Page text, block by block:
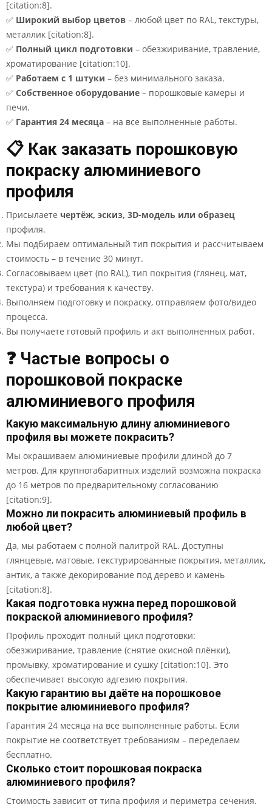
[citation:8].
✅ Широкий выбор цветов – любой цвет по RAL, текстуры,
металлик [citation:8].
✅ Полный цикл подготовки – обезжиривание, травление,
хроматирование [citation:10].
✅ Работаем с 1 штуки – без минимального заказа.
✅ Собственное оборудование – порошковые камеры и
печи.
✅ Гарантия 24 месяца – на все выполненные работы.
📋 Как заказать порошковую
покраску алюминиевого
профиля
Присылаете чертёж, эскиз, 3D-модель или образец
профиля.
Мы подбираем оптимальный тип покрытия и рассчитываем
стоимость – в течение 30 минут.
Согласовываем цвет (по RAL), тип покрытия (глянец, мат,
текстура) и требования к качеству.
Выполняем подготовку и покраску, отправляем фото/видео
процесса.
Вы получаете готовый профиль и акт выполненных работ.
❓ Частые вопросы о
порошковой покраске
алюминиевого профиля
Какую максимальную длину алюминиевого
профиля вы можете покрасить?
Мы окрашиваем алюминиевые профили длиной до 7
метров. Для крупногабаритных изделий возможна покраска
до 16 метров по предварительному согласованию
[citation:9].
Можно ли покрасить алюминиевый профиль в
любой цвет?
Да, мы работаем с полной палитрой RAL. Доступны
глянцевые, матовые, текстурированные покрытия, металлик,
антик, а также декорирование под дерево и камень
[citation:8].
Какая подготовка нужна перед порошковой
покраской алюминиевого профиля?
Профиль проходит полный цикл подготовки:
обезжиривание, травление (снятие окисной плёнки),
промывку, хроматирование и сушку [citation:10]. Это
обеспечивает высокую адгезию покрытия.
Какую гарантию вы даёте на порошковое
покрытие алюминиевого профиля?
Гарантия 24 месяца на все выполненные работы. Если
покрытие не соответствует требованиям – переделаем
бесплатно.
Сколько стоит порошковая покраска
алюминиевого профиля?
Стоимость зависит от типа профиля и периметра сечения.